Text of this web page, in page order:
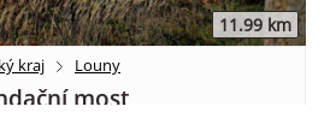
11.99 km
kraj Louny
most